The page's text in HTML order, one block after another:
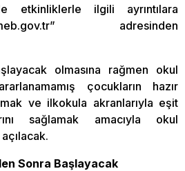
etkinliklerle ilgili ayrıntılara
adresinden
olmasına rağmen okul
çocukların hazır
ve ilkokula akranlarıyla eşit
sağlamak amacıyla okul
Sonra Başlayacak